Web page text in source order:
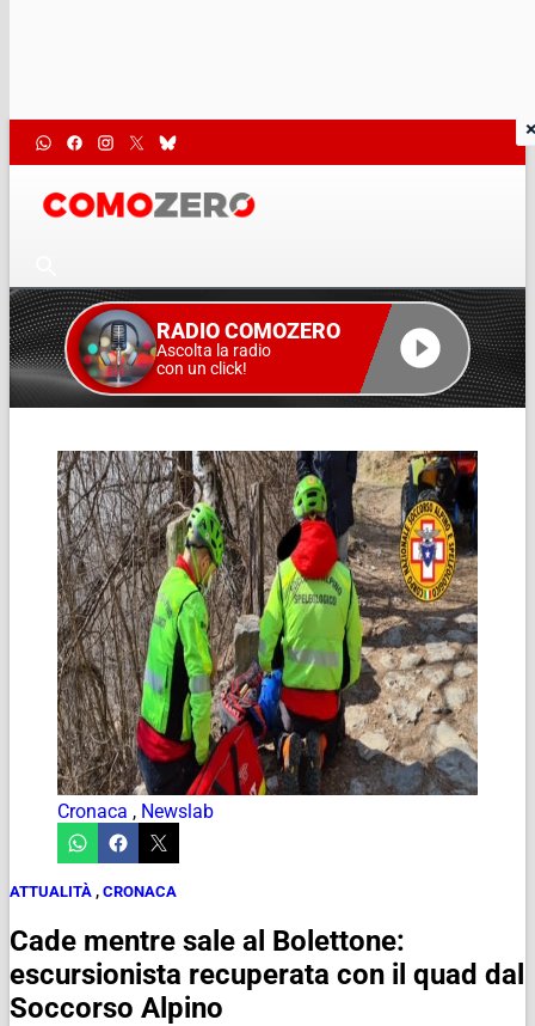
RADIO COMOZERO
Ascolta la radio
con un click!
Cronaca , Newslab
ATTUALITÀ , CRONACA
Cade mentre sale al Bolettone:
escursionista recuperata con il quad dal
Soccorso Alpino